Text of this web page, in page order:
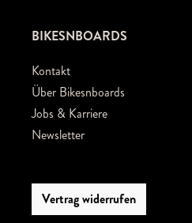
BIKESNBOARDS
Kontakt
Über Bikesnboards
Jobs & Karriere
Newsletter
Vertrag widerrufen